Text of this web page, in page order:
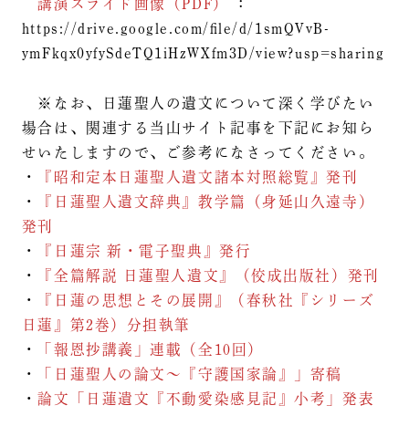
講演スライド画像（PDF）
：
https://drive.google.com/file/d/1smQVvB-
ymFkqx0yfySdeTQ1iHzWXfm3D/view?usp=sharing
※なお、日蓮聖人の遺文について深く学びたい
場合は、関連する当山サイト記事を下記にお知ら
せいたしますので、ご参考になさってください。
・
『昭和定本日蓮聖人遺文諸本対照総覧』発刊
・
『日蓮聖人遺文辞典』教学篇（身延山久遠寺）
発刊
・
『日蓮宗 新・電子聖典』発行
・
『全篇解説 日蓮聖人遺文』（佼成出版社）発刊
・
『日蓮の思想とその展開』（春秋社『シリーズ
日蓮』第2巻）分担執筆
・
「報恩抄講義」連載（全10回）
・
「日蓮聖人の論文～『守護国家論』」寄稿
・論文「日蓮遺文『不動愛染感見記』小考」発表